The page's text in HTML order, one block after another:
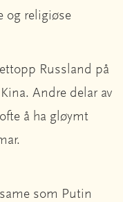
og religiøse
Russland på
Andre delar av
å ha gløymt
som Putin